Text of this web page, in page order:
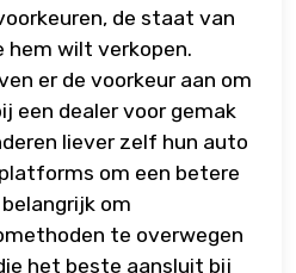
de staat van
hem wilt verkopen.
er de voorkeur aan om
een dealer voor gemak
liever zelf hun auto
om een betere
om
te overwegen
het beste aansluit bij